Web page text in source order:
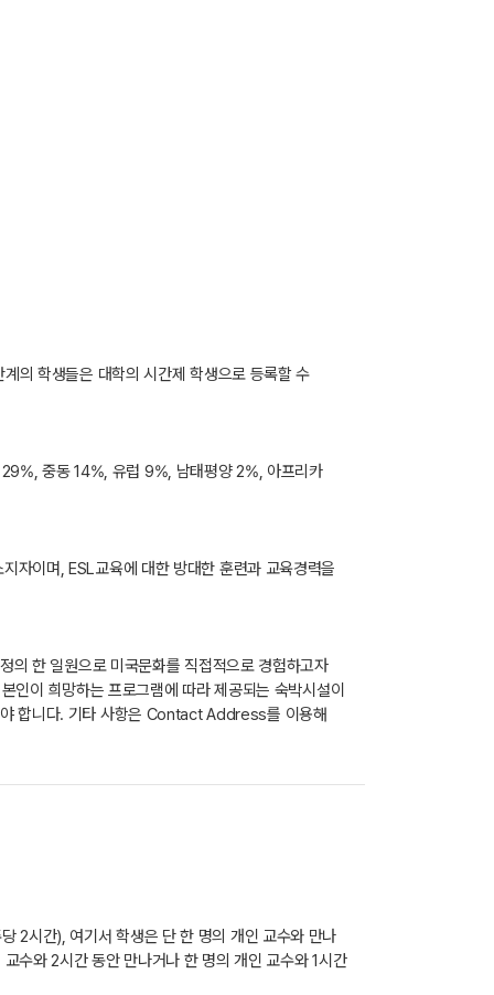
학생들은 대학의 시간제 학생으로 등록할 수
중동 14%, 유럽 9%, 남태평양 2%, 아프리카
자이며, ESL교육에 대한 방대한 훈련과 교육경력을
의 한 일원으로 미국문화를 직접적으로 경험하고자
이 희망하는 프로그램에 따라 제공되는 숙박시설이
야 합니다. 기타 사항은 Contact Address를 이용해
2시간), 여기서 학생은 단 한 명의 개인 교수와 만나
수와 2시간 동안 만나거나 한 명의 개인 교수와 1시간